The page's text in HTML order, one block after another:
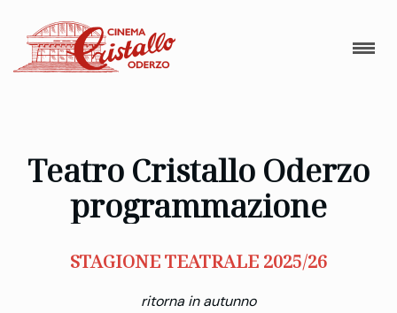
Teatro Cristallo Oderzo
programmazione
STAGIONE TEATRALE 2025/26
ritorna in autunno